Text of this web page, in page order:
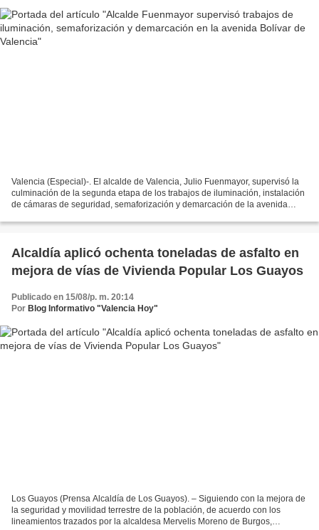
Valencia (Especial)-. El alcalde de Valencia, Julio Fuenmayor, supervisó la
culminación de la segunda etapa de los trabajos de iluminación, instalación
de cámaras de seguridad, semaforización y demarcación de la avenida
Alcaldía aplicó ochenta toneladas de asfalto en
mejora de vías de Vivienda Popular Los Guayos
Publicado en 15/08/p. m. 20:14
Por Blog Informativo "Valencia Hoy"
Los Guayos (Prensa Alcaldía de Los Guayos). – Siguiendo con la mejora de
la seguridad y movilidad terrestre de la población, de acuerdo con los
lineamientos trazados por la alcaldesa Mervelis Moreno de Burgos,